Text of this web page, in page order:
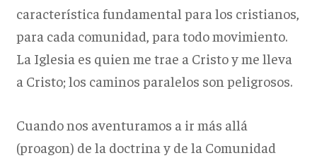
característica fundamental para los cristianos,
para cada comunidad, para todo movimiento.
La Iglesia es quien me trae a Cristo y me lleva
a Cristo; los caminos paralelos son peligrosos.
Cuando nos aventuramos a ir más allá
(proagon) de la doctrina y de la Comunidad